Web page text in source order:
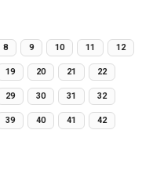
8 9 10 11 12
19 20 21 22
29 30 31 32
39 40 41 42